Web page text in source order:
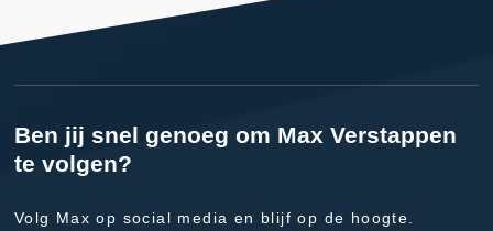
Ben jij snel genoeg om Max Verstappen
te volgen?
Volg Max op social media en blijf op de hoogte.